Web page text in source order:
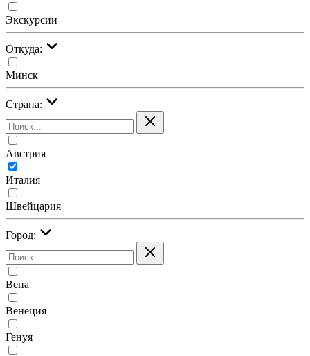
Экскурсии
Откуда:
Минск
Страна:
Австрия
Италия
Швейцария
Город:
Вена
Венеция
Генуя